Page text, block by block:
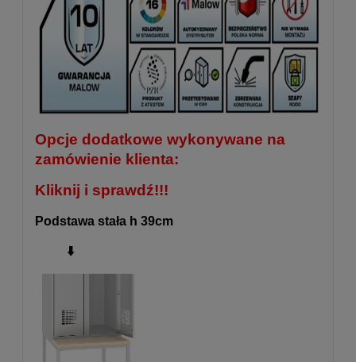
Opcje dodatkowe wykonywane na
zamówienie klienta:
Kliknij i sprawdź!!!
Podstawa stała h 39cm
⬇️